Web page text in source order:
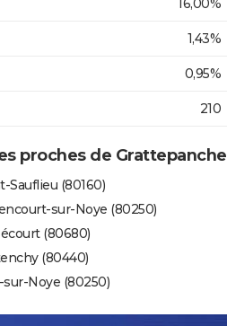
16,00%
1,43%
0,95%
210
proches de Grattepanche
Sauflieu (80160)
sur-Noye (80250)
(80680)
(80440)
sur-Noye (80250)